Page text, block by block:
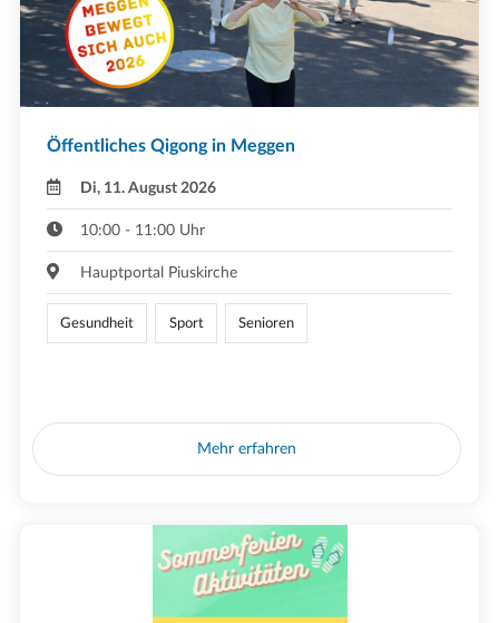
Öffentliches Qigong in Meggen
Di, 11. August 2026
10:00 - 11:00 Uhr
Hauptportal Piuskirche
Gesundheit Sport Senioren
Mehr erfahren